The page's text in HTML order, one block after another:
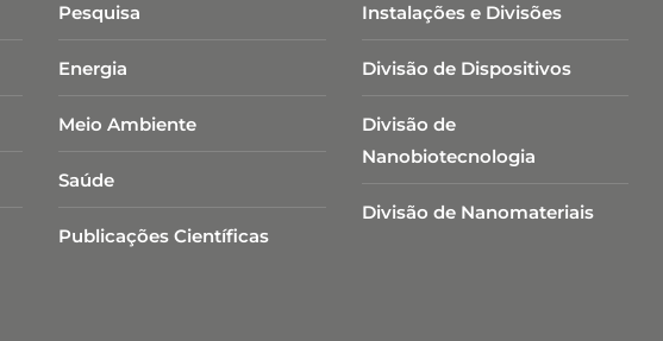
Pesquisa
Energia
Meio Ambiente
Saúde
Publicações Científicas
Instalações e Divisões
Divisão de Dispositivos
Divisão de
Nanobiotecnologia​
Divisão de Nanomateriais